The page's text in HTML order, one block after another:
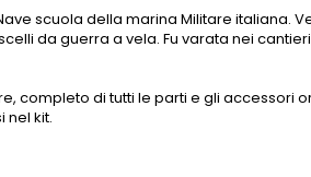
scuola della marina Militare italiana.
da guerra a vela. Fu varata nei
completo di tutti le parti e gli accessori
nel kit.